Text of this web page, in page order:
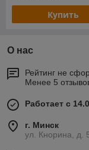
Купить
О нас
Рейтинг не
Менее 5
Работает с
г. Минск
ул. Кнорина, д.